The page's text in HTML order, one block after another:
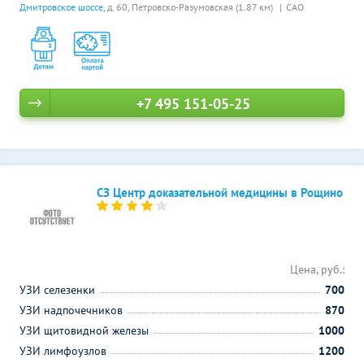
Дмитровское шоссе, д. 60, Петровско-Разумовская (1.87 км) САО
+7 495 151-05-25
СЗ Центр доказательной медицины в Рощино
Цена, руб.:
УЗИ селезенки
700
УЗИ надпочечников
870
УЗИ щитовидной железы
1000
УЗИ лимфоузлов
1200